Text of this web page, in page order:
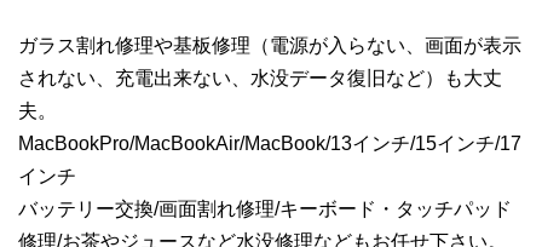
ガラス割れ修理や基板修理（電源が入らない、画面が表示
されない、充電出来ない、水没データ復旧など）も大丈
夫。
MacBookPro/MacBookAir/MacBook/13インチ/15インチ/17
インチ
バッテリー交換/画面割れ修理/キーボード・タッチパッド
修理/お茶やジュースなど水没修理などもお任せ下さい。